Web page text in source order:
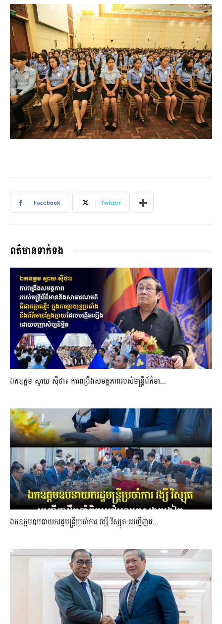
Facebook Twitter
ពត៌មានទាក់ទង
ឯកឧត្តម ស្វាយ ស៊ីថា៖ ការពង្រឹងសមត្ថភាពរបស់មន្ត្រីព័ត៌មា...
ឯកឧត្តមឧបនាយករដ្ឋមន្រ្តីប្រចាំការ វង្សី វិស្សុត អញ្ជើញដ...